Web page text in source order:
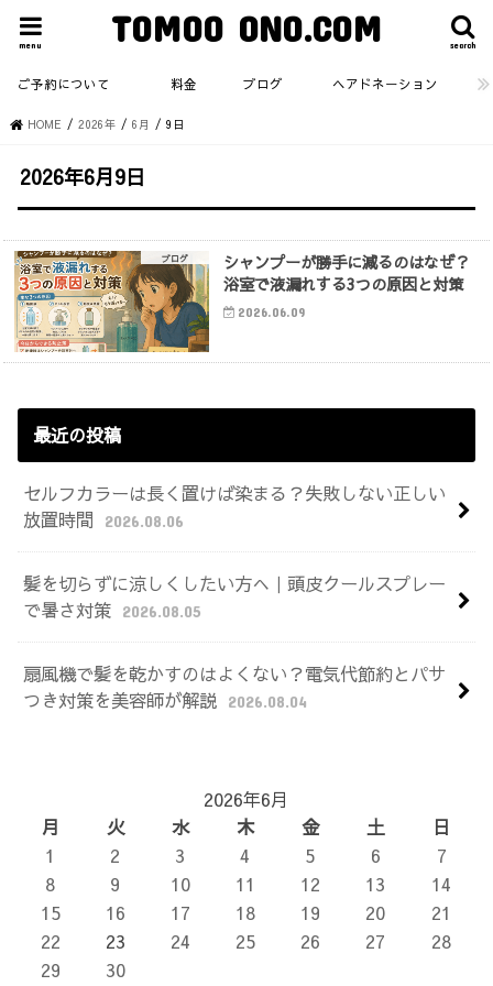
TOMOO ONO.COM search
menu
ご予約について 料金 ブログ ヘアドネーション
HOME 2026年 6月 9日
2026年6月9日
ブログ
シャンプーが勝手に減るのはなぜ？
浴室で液漏れする3つの原因と対策
2026.06.09
最近の投稿
セルフカラーは長く置けば染まる？失敗しない正しい
放置時間
2026.08.06
髪を切らずに涼しくしたい方へ｜頭皮クールスプレー
で暑さ対策
2026.08.05
扇風機で髪を乾かすのはよくない？電気代節約とパサ
つき対策を美容師が解説
2026.08.04
2026年6月
月
火 水 木 金 土
日
1
2 3 4 5 6
7
8
9 10 11 12 13
14
15
16 17 18 19 20
21
22
23 24 25 26 27
28
29
30